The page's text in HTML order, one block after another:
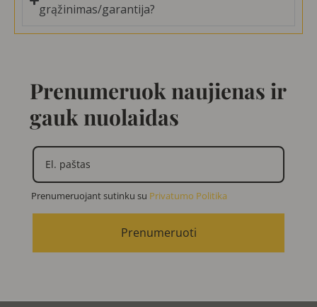
grąžinimas/garantija?
Prenumeruok naujienas ir
gauk nuolaidas
Prenumeruojant sutinku su Privatumo Politika
Prenumeruoti